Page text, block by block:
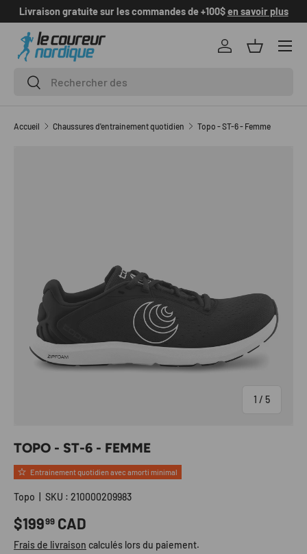
ALLER AU CONTENU
Livraison gratuite sur les commandes de +100$en savoir plus
Recherche
Rechercher
Se connecter
Panier
Accueil Chaussures d'entrainement quotidien Topo - ST-6 - Femme
1 / de
5
TOPO - ST-6 - FEMME
Entrainement quotidien avec amorti minimal
Topo SKU : 210000209983
Prix habituel
$19999 CAD
Frais de livraison calculés lors du paiement.